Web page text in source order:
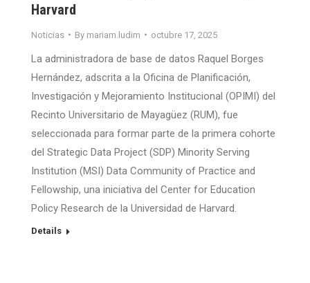
Harvard
Noticias By mariam.ludim octubre 17, 2025
La administradora de base de datos Raquel Borges
Hernández, adscrita a la Oficina de Planificación,
Investigación y Mejoramiento Institucional (OPIMI) del
Recinto Universitario de Mayagüez (RUM), fue
seleccionada para formar parte de la primera cohorte
del Strategic Data Project (SDP) Minority Serving
Institution (MSI) Data Community of Practice and
Fellowship, una iniciativa del Center for Education
Policy Research de la Universidad de Harvard.
Details